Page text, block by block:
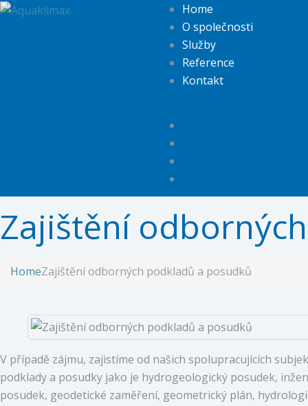
Home
O společnosti
Služby
Reference
Kontakt
Zajištění
HomeZajištění odborných podkladů a posudků
V případě zájmu, zajistíme od našich spolupracujících
podklady a posudky jako je hydrogeologický posudek,
posudek, geodetické zaměření, geometrický plán,